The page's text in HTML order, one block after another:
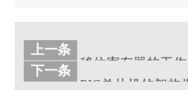
上一条
下一条